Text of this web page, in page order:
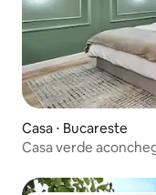
Casa ⋅ Bucareste
Casa verde